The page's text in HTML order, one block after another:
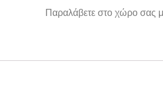
Παραλάβετε στο χώρο σας